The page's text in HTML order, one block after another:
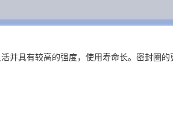
并具有较高的强度，使用寿命长。密封圈